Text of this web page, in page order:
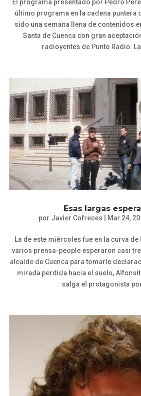
El programa presentado por Pedro
último programa en la cadena puntera
sido una semana llena de contenidos
Santa de Cuenca con gran
radioyentes de Punto Radio.
Esas largas
por Javier Cofreces Mar 24,
La de este miércoles fue en la curva
varios prensa-people esperaron casi
alcalde de Cuenca para tomarle
mirada perdida hacia el suelo,
salga el protagonista